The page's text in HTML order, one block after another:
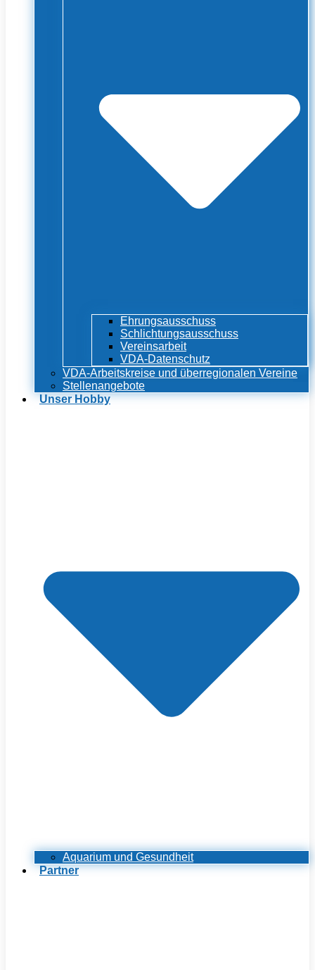
Ehrungsausschuss
Schlichtungsausschuss
Vereinsarbeit
VDA-Datenschutz
VDA-Arbeitskreise und überregionalen Vereine
Stellenangebote
Unser Hobby
Aquarium und Gesundheit
Partner